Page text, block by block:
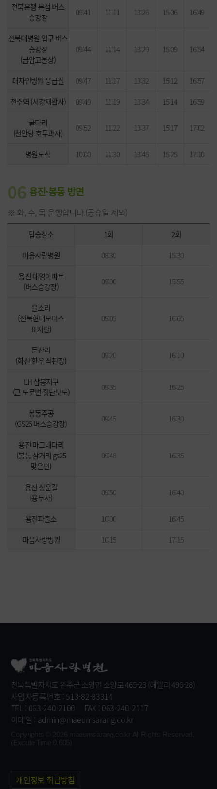
전북은행 본점 버스
승강장
09:41 11:11 13:26 15:06 16:49
전북대병원 입구 버스
승강장
(금암고물상)
09:44 11:14 13:29 15:09 16:54
대자인병원 응급실 09:47 11:17 13:32 15:12
16:57
전주역 (서강재활사)
09:49 11:19 13:34 15:14
16:59
굴다리
(천안당 호두과자)
09:52 11:22 13:37 15:17 17:02
병원도착 10:00 11:30 13:45 15:25 17:10
06 용진·봉동 방면
※ 화, 수, 목 운행합니다.(공휴일 제외)
탑승장소 1회
2회
마음사랑병원
08:30
15:30
용진 대영아파트
(버스승강장)
09:00 15:55
율소리
(전북현대모터스
표지판)
09:05 16:05
둔산리
(화산 한우 직판장)
09:20 16:10
LH 삼봉지구
(큰 도로변 횡단보도)
09:35 16:25
봉동주공
(GS25 버스승강장)
09:45 16:30
용진 마그네다리
(봉동 삼거리 gs25
맞은편)
09:48 16:35
용진 상운길
(용두사)
09:50 16:40
용진파출소 10:00
16:45
마음사랑병원
10:15 17:15
전북특별자치도 완주군 소양면 소양로 465-23 (해월리 496-28)
사업자등록번호 : 513-82-83314
TEL : 063-240-2100
FAX : 063-240-2117
이메일 : admin@maeumsarang.co.kr
개인정보 취급방침